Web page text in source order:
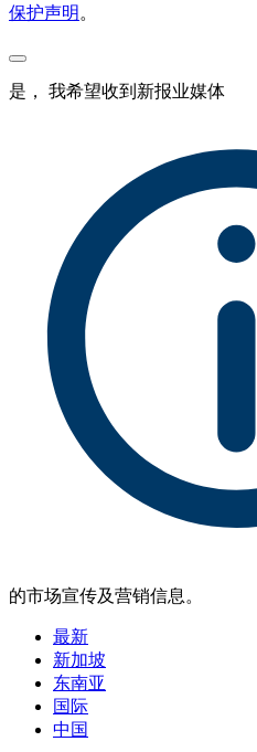
保护声明 。
是， 我希望收到新报业媒体
的市场宣传及营销信息。
最新
新加坡
东南亚
国际
中国